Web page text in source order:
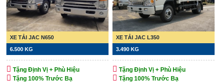
XE TẢI JAC N650
6.500 KG
Tặng Định Vị + Phù Hiệu
Tặng 100% Trước Bạ
XE TẢI JAC L350
3.490 KG
Tặng Định Vị + Phù Hiệu
Tặng 100% Trước Bạ